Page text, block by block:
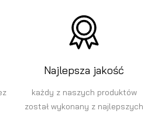
Najlepsza jakość
każdy z naszych produktów
został wykonany z najlepszych